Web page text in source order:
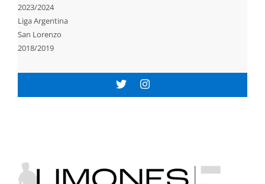
2023/2024
Liga Argentina
San Lorenzo
2018/2019